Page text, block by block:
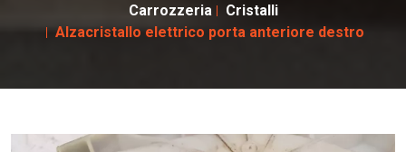
Carrozzeria
Cristalli
Alzacristallo elettrico porta anteriore destro